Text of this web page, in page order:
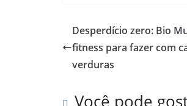
Desperdício zero: Bio
fitness para fazer com
verduras
Você pode